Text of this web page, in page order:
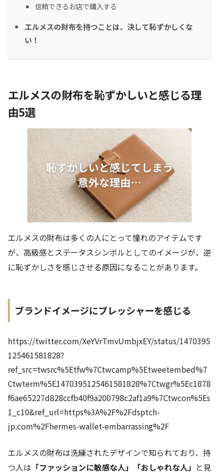
信頼できるお店で購入する
エルメスの財布を持つことは、決して恥ずかしくな
い！
エルメスの財布を恥ずかしいと感じる理
由5選
エルメスの財布は多くの人にとって憧れのアイテムです
が、高級感とステータスシンボルとしてのイメージが、逆
に恥ずかしさを感じさせる原因になることがあります。
ブランドイメージにプレッシャーを感じる
https://twitter.com/XeYVrTmvUmbjxEY/status/1470395
125461581828?
ref_src=twsrc%5Etfw%7Ctwcamp%5Etweetembed%7
Ctwterm%5E1470395125461581828%7Ctwgr%5Ec1878
f6ae65227d828ccfb40f9a200798c2af1a9%7Ctwcon%5Es
1_c10&ref_url=https%3A%2F%2Fdsptch-
jp.com%2Fhermes-wallet-embarrassing%2F
エルメスの財布は洗練されたデザインで知られており、持
つ人は 「ファッションに敏感な人」「おしゃれな人」 と見